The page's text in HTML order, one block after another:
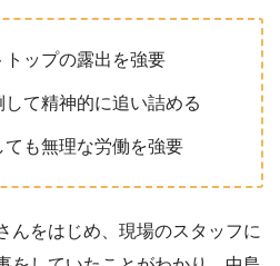
ップの露出を強要
て精神的に追い詰める
も無理な労働を強要
んをはじめ、現場のスタッフに